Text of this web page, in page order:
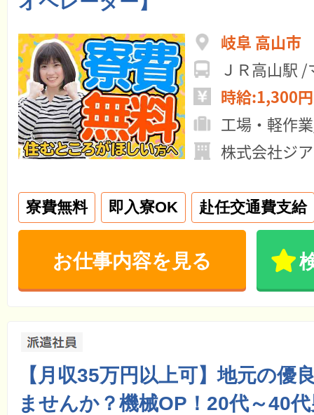
岐阜 高山市
ＪＲ高山駅
時給:1,300
工場・軽作
株式会社ジ
寮費無料 即入寮OK 赴任交通費支給
お仕事内容を見る
【月収35万円以上可】地元の優
ませんか？機械OP！20代～40